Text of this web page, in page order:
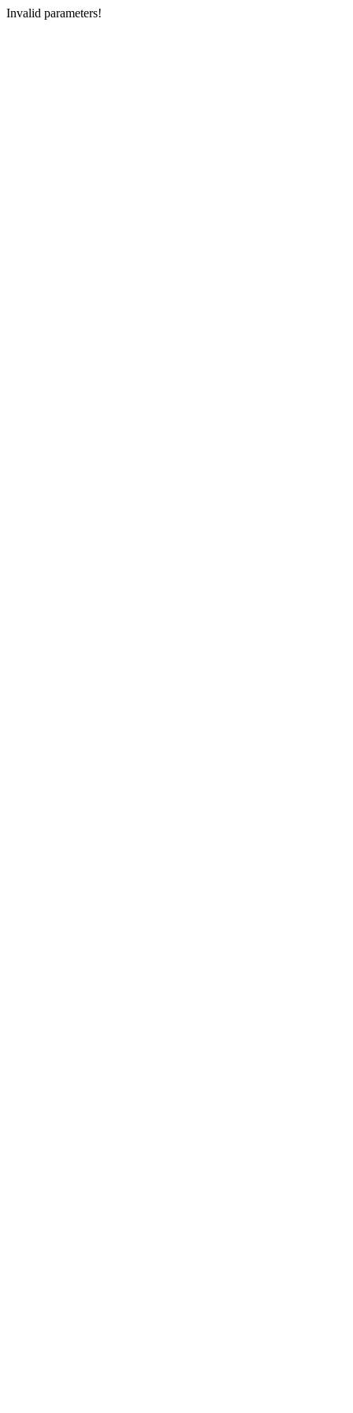
Invalid parameters!